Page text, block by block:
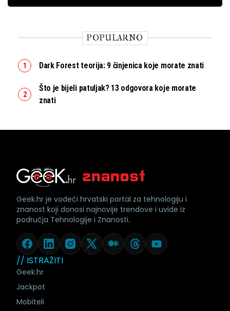
POPULARNO
Dark Forest teorija: 9 činjenica koje morate znati
Što je bijeli patuljak? 13 odgovora koje morate
znati
// ISTRAŽITI
Geek.hr
Jackpot
Mobiteli
Geek.hr je vodeći hrvatski portal za tehnologiju i
znanost koji donosi najnovije trendove i uvide iz
područja Tehnologije i Znanosti.